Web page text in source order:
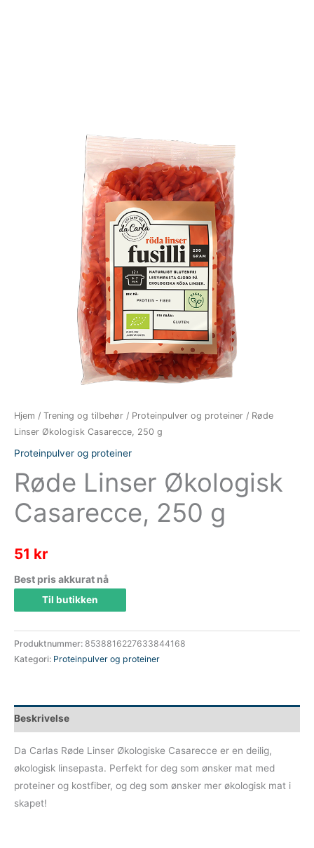
Hjem / Trening og tilbehør / Proteinpulver og proteiner / Røde
Linser Økologisk Casarecce, 250 g
Proteinpulver og proteiner
Røde Linser Økologisk
Casarecce, 250 g
51 kr
Best pris akkurat nå
Til butikken
Produktnummer: 8538816227633844168
Kategori: Proteinpulver og proteiner
Beskrivelse
Da Carlas Røde Linser Økologiske Casarecce er en deilig,
økologisk linsepasta. Perfekt for deg som ønsker mat med
proteiner og kostfiber, og deg som ønsker mer økologisk mat i
skapet!